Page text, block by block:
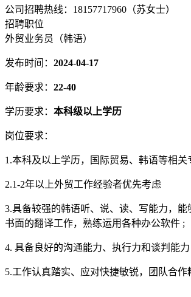
公司招聘热线：18157717960（苏女士）
招聘职位
外贸业务员（韩语）
发布时间： 2024-04-17
年龄要求： 22-40
学历要求： 本科级以上学历
岗位要求：
1.本科及以上学历，国际贸易、韩语等相关
2.1-2年以上外贸工作经验者优先考虑
3.具备较强的韩语听、说、读、写能力，能
书面的翻译工作，熟练运用各种办公软件 ;
4. 具备良好的沟通能力、执行力和谈判能力
5.工作认真踏实、应对快捷敏锐，团队合作